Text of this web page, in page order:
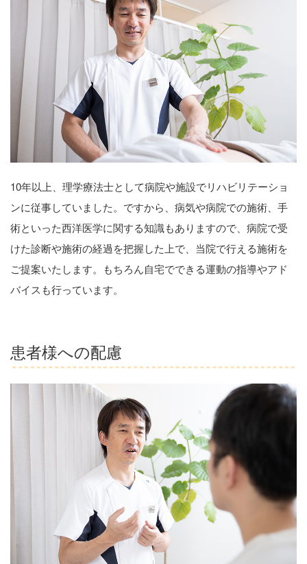
10年以上、理学療法士として病院や施設でリハビリテーショ
ンに従事していました。ですから、病気や病院での施術、手
術といった西洋医学に関する知識もありますので、病院で受
けた診断や施術の経過を把握した上で、当院で行える施術を
ご提案いたします。もちろん自宅でできる運動の指導やアド
バイスも行っています。
患者様への配慮